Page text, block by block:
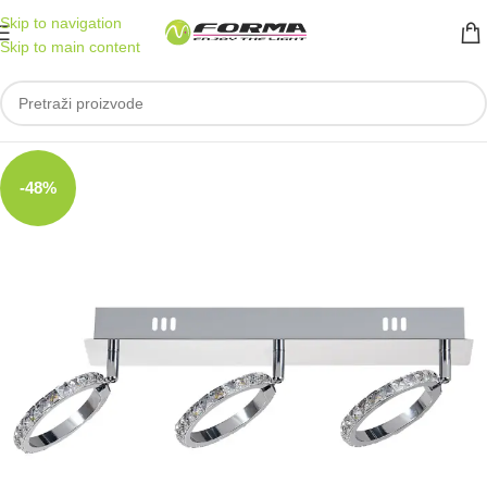
Skip to navigation
Skip to main content
-48%